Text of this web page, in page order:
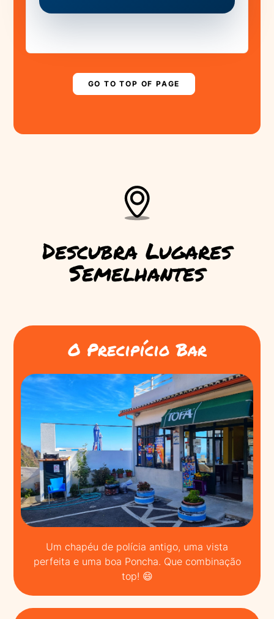
YOUR HELP!
GO TO TOP OF PAGE
Descubra Lugares
Semelhantes
O Precipício Bar
Um chapéu de polícia antigo, uma vista
perfeita e uma boa Poncha. Que combinação
top! 😄